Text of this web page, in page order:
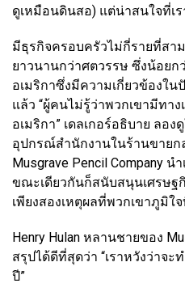
ดูเหมือนดินสอ) แต่น่าสนใจที่เร
มีธุรกิจครอบครัวไม่กี่รายที่สา
ยาวนานกว่าศตวรรษ ซึ่งน้อย
อเมริกาซึ่งมีความเกี่ยวข้องใ
แล้ว “ผู้คนไม่รู้ว่าพวกเขามีทา
อเมริกา” เดลเกอร์อธิบาย ล
อุปกรณ์สำนักงานในร้านขาย
Musgrave Pencil Company
ขณะเดียวกันก็สนับสนุนเศรษฐ
เพียงสองเหตุผลที่พวกเขาภูมิใ
Henry Hulan หลานชายของ
สรุปได้ดีที่สุดว่า “เราหวังว่าจ
ปี”